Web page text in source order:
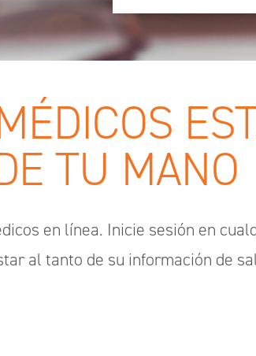
TU MANO
en línea. Inicie sesión en
al tanto de su información de